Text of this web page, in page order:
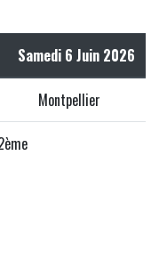
Samedi 6 Juin 2026
Montpellier